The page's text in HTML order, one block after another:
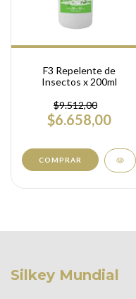
F3 Repelente de
Insectos x 200ml
$9.512,00
$6.658,00
Silkey Mundial